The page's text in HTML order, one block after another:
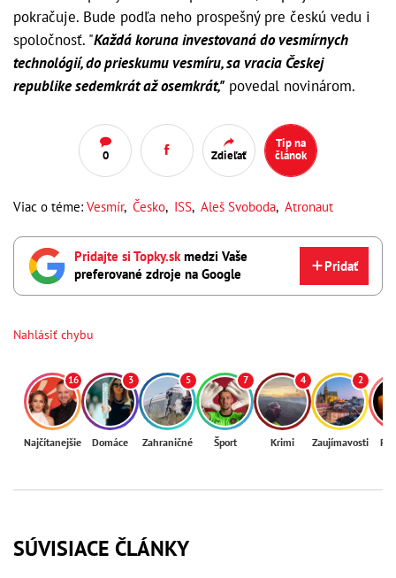
pokračuje. Bude podľa neho prospešný pre českú vedu i
spoločnosť. "Každá koruna investovaná do vesmírnych
technológií, do prieskumu vesmíru, sa vracia Českej
republike sedemkrát až osemkrát," povedal novinárom.
0 Zdieľať
Tip na
článok
Viac o téme: Vesmír, Česko, ISS, Aleš Svoboda, Atronaut
Pridajte si Topky.skmedzi Vaše
preferované zdroje na Google
Pridať
Nahlásiť chybu
16
Najčítanejšie
3
Domáce
5
Zahraničné
7
Šport
4
Krimi
2
Zaujímavosti
SÚVISIACE ČLÁNKY